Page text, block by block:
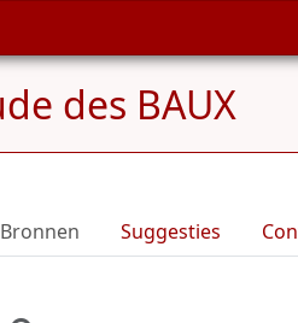
des BAUX
Bronnen Suggesties